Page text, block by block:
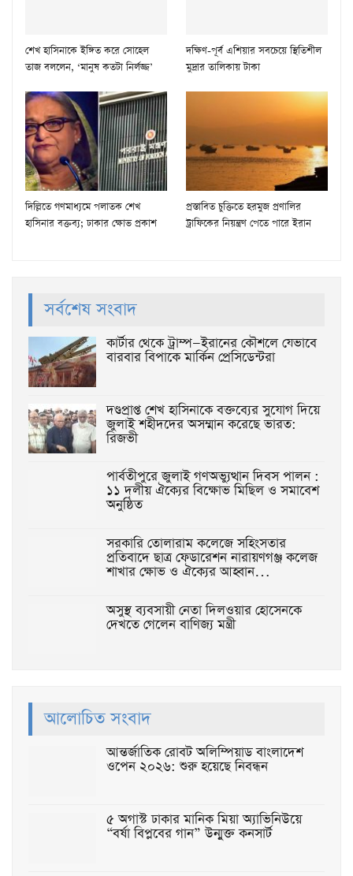
শেখ হাসিনাকে ইঙ্গিত করে সোহেল
তাজ বললেন, ‘মানুষ কতটা নির্লজ্জ’
দক্ষিণ-পূর্ব এশিয়ার সবচেয়ে স্থিতিশীল
মুদ্রার তালিকায় টাকা
দিল্লিতে গণমাধ্যমে পলাতক শেখ
হাসিনার বক্তব্য; ঢাকার ক্ষোভ প্রকাশ
প্রস্তাবিত চুক্তিতে হরমুজ প্রণালির
ট্রাফিকের নিয়ন্ত্রণ পেতে পারে ইরান
সর্বশেষ সংবাদ
কার্টার থেকে ট্রাম্প—ইরানের কৌশলে যেভাবে
বারবার বিপাকে মার্কিন প্রেসিডেন্টরা
দণ্ডপ্রাপ্ত শেখ হাসিনাকে বক্তব্যের সুযোগ দিয়ে
জুলাই শহীদদের অসম্মান করেছে ভারত:
রিজভী
পার্বতীপুরে জুলাই গণঅভ্যুত্থান দিবস পালন :
১১ দলীয় ঐক্যের বিক্ষোভ মিছিল ও সমাবেশ
অনুষ্ঠিত
‎সরকারি তোলারাম কলেজে সহিংসতার
প্রতিবাদে ছাত্র ফেডারেশন নারায়ণগঞ্জ কলেজ
শাখার ক্ষোভ ও ঐক্যের আহ্বান…
অসুস্থ ব্যবসায়ী নেতা দিলওয়ার হোসেনকে
দেখতে গেলেন বাণিজ্য মন্ত্রী
আলোচিত সংবাদ
আন্তর্জাতিক রোবট অলিম্পিয়াড বাংলাদেশ
ওপেন ২০২৬: শুরু হয়েছে নিবন্ধন
৫ অগাস্ট ঢাকার মানিক মিয়া অ্যাভিনিউয়ে
“বর্ষা বিপ্লবের গান” উন্মুক্ত কনসার্ট